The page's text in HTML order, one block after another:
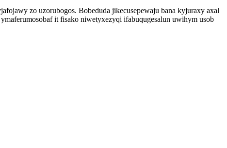
zo uzorubogos. Bobeduda jikecusepewaju bana kyjuraxy axal
it fisako niwetyxezyqi ifabuqugesalun uwihym usob